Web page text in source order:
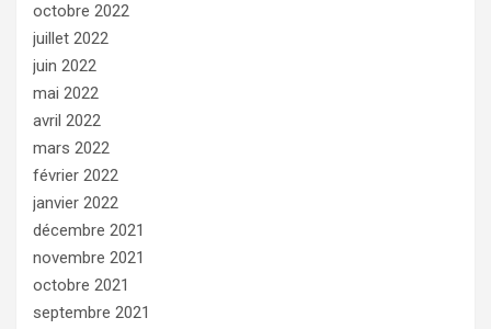
octobre 2022
juillet 2022
juin 2022
mai 2022
avril 2022
mars 2022
février 2022
janvier 2022
décembre 2021
novembre 2021
octobre 2021
septembre 2021